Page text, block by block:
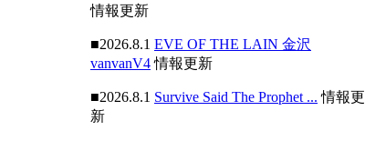
情報更新
■2026.8.1 EVE OF THE LAIN 金沢
vanvanV4情報更新
■2026.8.1 Survive Said The Prophet ... 情報更
新